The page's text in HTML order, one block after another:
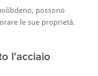
possono
le sue proprietà.
l'acciaio